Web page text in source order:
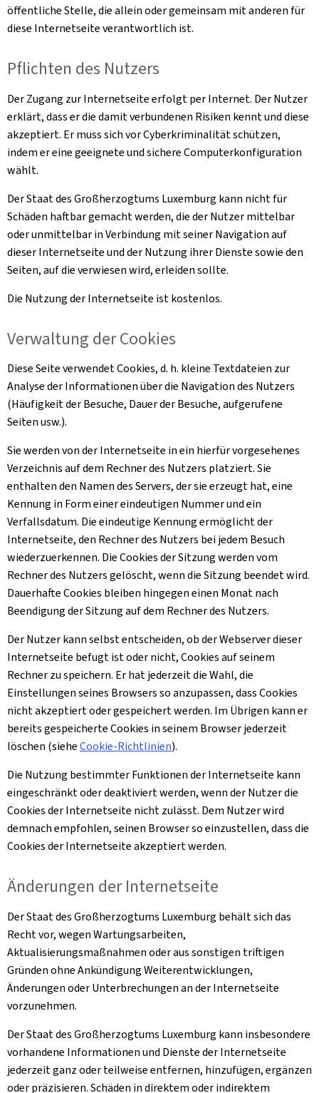
öffentliche Stelle, die allein oder gemeinsam mit anderen für
diese Internetseite verantwortlich ist.
Pflichten des Nutzers
Der Zugang zur Internetseite erfolgt per Internet. Der Nutzer
erklärt, dass er die damit verbundenen Risiken kennt und diese
akzeptiert. Er muss sich vor Cyberkriminalität schützen,
indem er eine geeignete und sichere Computerkonfiguration
wählt.
Der Staat des Großherzogtums Luxemburg kann nicht für
Schäden haftbar gemacht werden, die der Nutzer mittelbar
oder unmittelbar in Verbindung mit seiner Navigation auf
dieser Internetseite und der Nutzung ihrer Dienste sowie den
Seiten, auf die verwiesen wird, erleiden sollte.
Die Nutzung der Internetseite ist kostenlos.
Verwaltung derCookies
Diese Seite verwendetCookies, d. h. kleine Textdateien zur
Analyse der Informationen über die Navigation des Nutzers
(Häufigkeit der Besuche, Dauer der Besuche, aufgerufene
Seiten usw.).
Sie werden von der Internetseite in ein hierfür vorgesehenes
Verzeichnis auf dem Rechner des Nutzers platziert. Sie
enthalten den Namen des Servers, der sie erzeugt hat, eine
Kennung in Form einer eindeutigen Nummer und ein
Verfallsdatum. Die eindeutige Kennung ermöglicht der
Internetseite, den Rechner des Nutzers bei jedem Besuch
wiederzuerkennen. DieCookiesder Sitzung werden vom
Rechner des Nutzers gelöscht, wenn die Sitzung beendet wird.
DauerhafteCookies bleiben hingegen einen Monat nach
Beendigung der Sitzung auf dem Rechner des Nutzers.
Der Nutzer kann selbst entscheiden, ob der Webserver dieser
Internetseite befugt ist oder nicht, Cookies auf seinem
Rechner zu speichern. Er hat jederzeit die Wahl, die
Einstellungen seines Browsers so anzupassen, dassCookies
nicht akzeptiert oder gespeichert werden. Im Übrigen kann er
bereits gespeicherteCookies in seinem Browser jederzeit
löschen (sieheCookie-Richtlinien).
Die Nutzung bestimmter Funktionen der Internetseite kann
eingeschränkt oder deaktiviert werden, wenn der Nutzer die
Cookiesder Internetseite nicht zulässt. Dem Nutzer wird
demnach empfohlen, seinen Browser so einzustellen, dass die
Cookiesder Internetseite akzeptiert werden.
Änderungen der Internetseite
Der Staat des Großherzogtums Luxemburg behält sich das
Recht vor, wegen Wartungsarbeiten,
Aktualisierungsmaßnahmen oder aus sonstigen triftigen
Gründen ohne Ankündigung Weiterentwicklungen,
Änderungen oder Unterbrechungen an der Internetseite
vorzunehmen.
Der Staat des Großherzogtums Luxemburg kann insbesondere
vorhandene Informationen und Dienste der Internetseite
jederzeit ganz oder teilweise entfernen, hinzufügen, ergänzen
oder präzisieren. Schäden in direktem oder indirektem